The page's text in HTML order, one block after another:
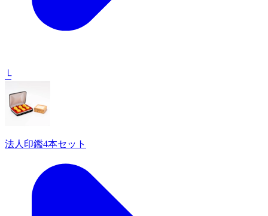
└
法人印鑑4本セット